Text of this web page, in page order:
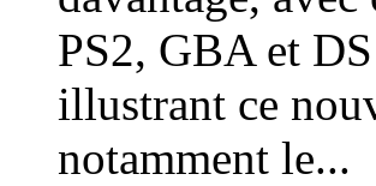
PS2, GBA et
illustrant ce
notamment le...